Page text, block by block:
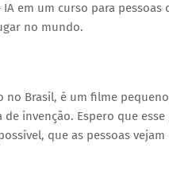
em um curso para
no mundo.
Brasil, é um filme
invenção. Espero que
que as pessoas